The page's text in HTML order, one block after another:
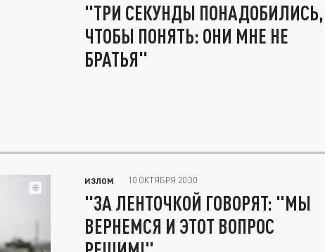
"ТРИ СЕКУНДЫ ПОНАДОБИЛИСЬ,
ЧТОБЫ ПОНЯТЬ: ОНИ МНЕ НЕ
БРАТЬЯ"
ИЗЛОМ 10 ОКТЯБРЯ 20:30
"ЗА ЛЕНТОЧКОЙ ГОВОРЯТ: "МЫ
ВЕРНЕМСЯ И ЭТОТ ВОПРОС